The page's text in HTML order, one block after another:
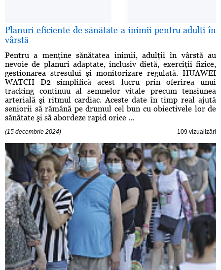
Planuri eficiente de sănătate a inimii pentru adulţi în
vârstă
Pentru a menţine sănătatea inimii, adulţii în vârstă au
nevoie de planuri adaptate, inclusiv dietă, exerciţii fizice,
gestionarea stresului şi monitorizare regulată. HUAWEI
WATCH D2 simplifică acest lucru prin oferirea unui
tracking continuu al semnelor vitale precum tensiunea
arterială şi ritmul cardiac. Aceste date în timp real ajută
seniorii să rămână pe drumul cel bun cu obiectivele lor de
sănătate şi să abordeze rapid orice ...
(15 decembrie 2024) 109 vizualizări